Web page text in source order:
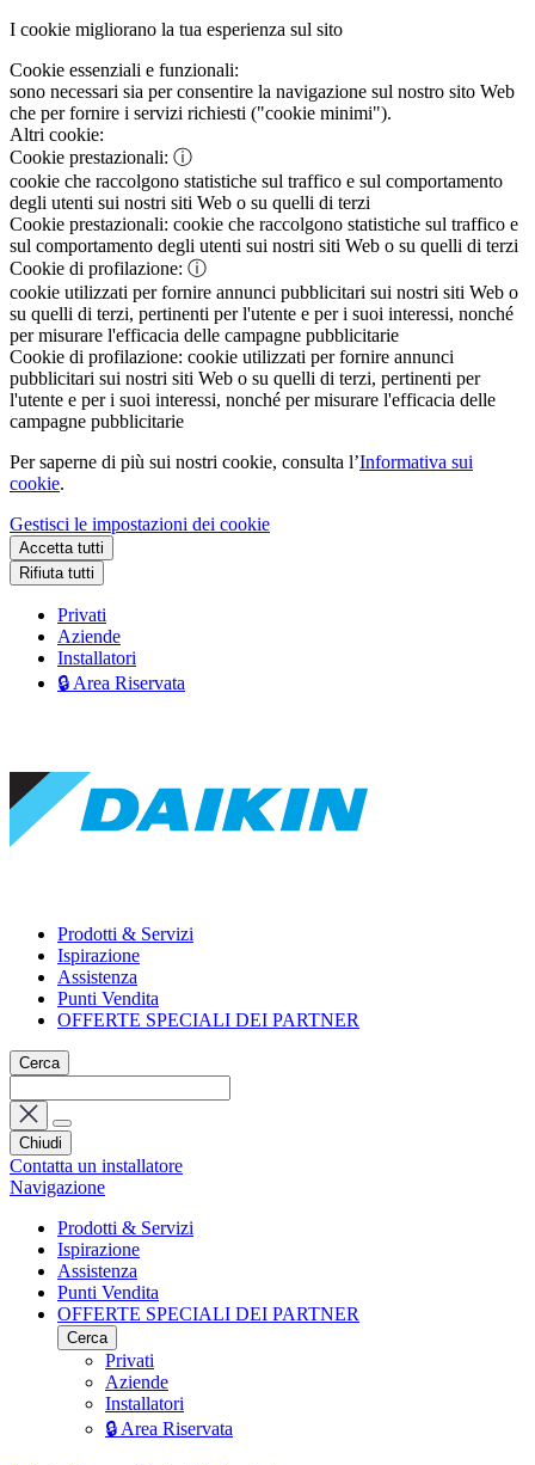
I cookie migliorano la tua esperienza sul sito
Cookie essenziali e funzionali:
sono necessari sia per consentire la navigazione sul nostro sito Web
che per fornire i servizi richiesti ("cookie minimi").
Altri cookie:
Cookie prestazionali: ⓘ
cookie che raccolgono statistiche sul traffico e sul comportamento
degli utenti sui nostri siti Web o su quelli di terzi
Cookie prestazionali: cookie che raccolgono statistiche sul traffico e
sul comportamento degli utenti sui nostri siti Web o su quelli di terzi
Cookie di profilazione: ⓘ
cookie utilizzati per fornire annunci pubblicitari sui nostri siti Web o
su quelli di terzi, pertinenti per l'utente e per i suoi interessi, nonché
per misurare l'efficacia delle campagne pubblicitarie
Cookie di profilazione: cookie utilizzati per fornire annunci
pubblicitari sui nostri siti Web o su quelli di terzi, pertinenti per
l'utente e per i suoi interessi, nonché per misurare l'efficacia delle
campagne pubblicitarie
Per saperne di più sui nostri cookie, consulta l’Informativa sui
cookie.
Gestisci le impostazioni dei cookie
Accetta tutti
Rifiuta tutti
Privati
Aziende
Installatori
🔒 Area Riservata
Prodotti & Servizi
Ispirazione
Assistenza
Punti Vendita
OFFERTE SPECIALI DEI PARTNER
Cerca
Chiudi
Contatta un installatore
Navigazione
Prodotti & Servizi
Ispirazione
Assistenza
Punti Vendita
OFFERTE SPECIALI DEI PARTNER
Cerca
Privati
Aziende
Installatori
🔒 Area Riservata